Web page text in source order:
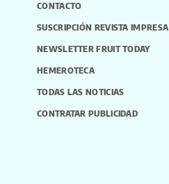
CONTACTO
SUSCRIPCIÓN REVISTA IMPRESA
NEWSLETTER FRUIT TODAY
HEMEROTECA
TODAS LAS NOTICIAS
CONTRATAR PUBLICIDAD